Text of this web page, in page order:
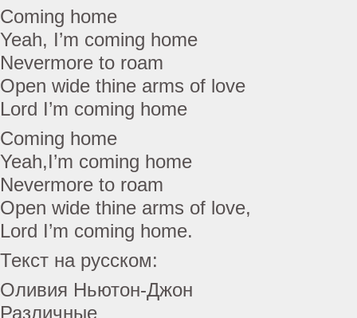
Coming home
Yeah, I’m coming home
Nevermore to roam
Open wide thine arms of love
Lord I’m coming home
Coming home
Yeah,I’m coming home
Nevermore to roam
Open wide thine arms of love,
Lord I’m coming home.
Текст на русском:
Оливия Ньютон-Джон
Различные